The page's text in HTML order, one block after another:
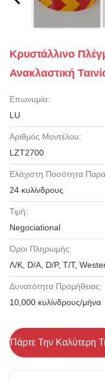
Κρυστάλλινο
Ανακλαστική
Επωνυμία:
LU
Αριθμός Μοντέλου:
LZT2700
Ελάχιστη Ποσότητα
24 κυλίνδρους
Τιμή:
Negociational
Όροι Πληρωμής:
Λ/Κ, D/A, D/P, T/T,
Δυνατότητα Προμήθειας:
10,000 κυλίνδρους/μήνα
Πάρτε Την Καλύτερη